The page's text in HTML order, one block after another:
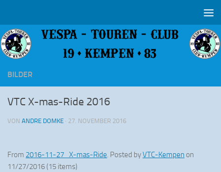
BILDER
VTC X-mas-Ride 2016
VON ANDRE DOMKE · 27. NOVEMBER 2016
From 2016-11-27_X-mas-Ride. Posted byVTC-Kempen on
11/27/2016 (15 items)